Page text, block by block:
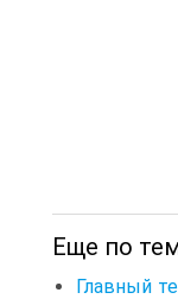
Еще по
Главный